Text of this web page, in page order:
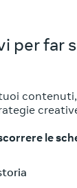
per far
le